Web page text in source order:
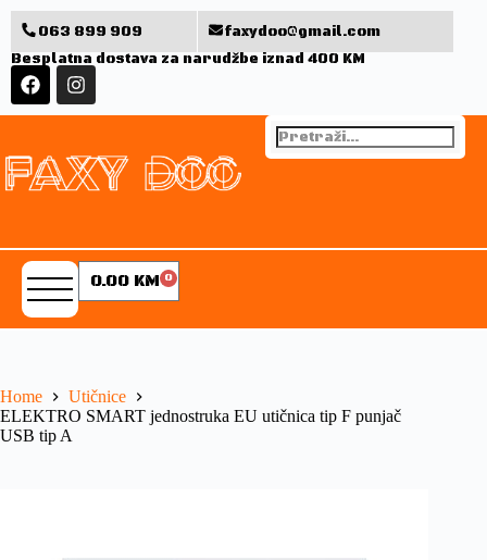
063 899 909
faxydoo@gmail.com
Besplatna dostava za narudžbe iznad 400 KM
0.00 KM 0
Home
Utičnice
ELEKTRO SMART jednostruka EU utičnica tip F punjač
USB tip A